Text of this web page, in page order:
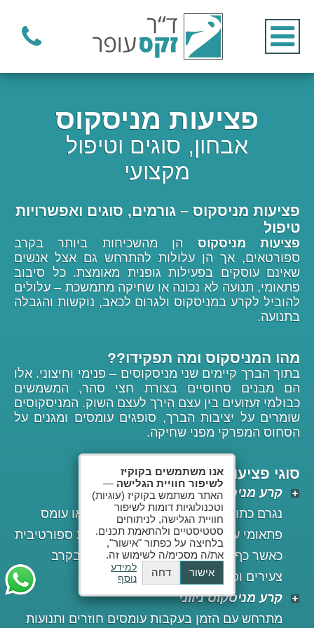
פציעות מניסקוס
אבחון, סוגים וטיפול
מקצועי
פציעות מניסקוס – גורמים, סוגים ואפשרויות
טיפול
פציעות מניסקוסהן מהשכיחות ביותר בקרב
ספורטאים, אך הן עלולות להתרחש גם אצל אנשים
שאינם עוסקים בפעילות גופנית מאומצת. כל סיבוב
פתאומי, תנועה לא נכונה או שחיקה מתמשכת – עלולים
להוביל לקרע במניסקוס ולגרום לכאב, נוקשות והגבלה
בתנועה.
מהו המניסקוס ומה תפקידו??
בתוך הברך קיימים שני מניסקוסים – פנימי וחיצוני. אלו
הם מבנים סחוסיים בצורת חצי סהר, המשמשים
כבולמי זעזועים בין עצם הירך לעצם השוק. המניסקוסים
שומרים על יציבות הברך, סופגים עומסים ומגנים על
הסחוס המפרקי מפני שחיקה.
סוגי פציעות מניסקוס
קרע מניסקוס טראומתי
נגרם כתוצאה מתנועה סיבובית מהירה או עומס
פתאומי על הברך – למשל, בזמן פעילות ספורטיבית
כאשר כף הרגל מקובעת לקרקע. שכיח בקרב
צעירים וספורטאים.
קרע מניסקוס ניווני
מתרחש עם הזמן בעקבות עומסים חוזרים ותנועות
אנו משתמשים בקוקיז
לשיפור חוויית הגלישה —
האתר משתמש בקוקיז (עוגיות)
וטכנולוגיות דומות לשיפור
חוויית הגלישה, לניתוחים
סטטיסטיים ולהתאמת תכנים.
בלחיצה על כפתור "אישור",
את/ה מסכימ/ה לשימוש זה.
אישור
דחה
למידע
נוסף